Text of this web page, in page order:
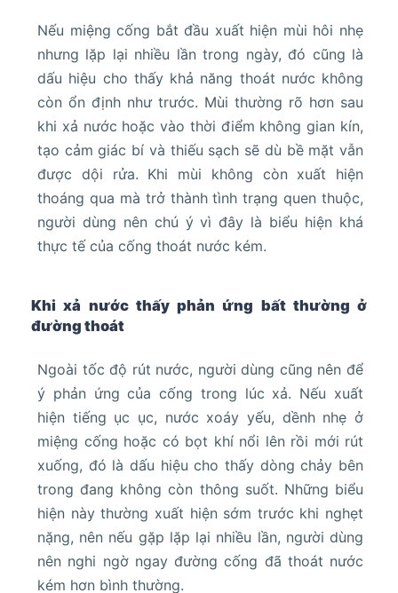
Nếu miệng cống bắt đầu xuất hiện mùi hôi nhẹ
nhưng lặp lại nhiều lần trong ngày, đó cũng là
dấu hiệu cho thấy khả năng thoát nước không
còn ổn định như trước. Mùi thường rõ hơn sau
khi xả nước hoặc vào thời điểm không gian kín,
tạo cảm giác bí và thiếu sạch sẽ dù bề mặt vẫn
được dội rửa. Khi mùi không còn xuất hiện
thoáng qua mà trở thành tình trạng quen thuộc,
người dùng nên chú ý vì đây là biểu hiện khá
thực tế của cống thoát nước kém.
Khi xả nước thấy phản ứng bất thường ở
đường thoát
Ngoài tốc độ rút nước, người dùng cũng nên để
ý phản ứng của cống trong lúc xả. Nếu xuất
hiện tiếng ục ục, nước xoáy yếu, dềnh nhẹ ở
miệng cống hoặc có bọt khí nổi lên rồi mới rút
xuống, đó là dấu hiệu cho thấy dòng chảy bên
trong đang không còn thông suốt. Những biểu
hiện này thường xuất hiện sớm trước khi nghẹt
nặng, nên nếu gặp lặp lại nhiều lần, người dùng
nên nghi ngờ ngay đường cống đã thoát nước
kém hơn bình thường.